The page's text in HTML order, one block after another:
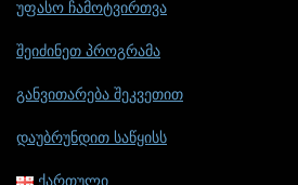
უფასო ჩამოტვირთვა
შეიძინეთ პროგრამა
განვითარება შეკვეთით
დაუბრუნდით საწყისს
ქართული